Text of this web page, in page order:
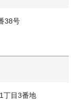
38号
丁目3番地